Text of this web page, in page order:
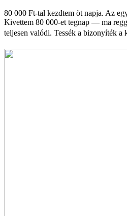
80 000 Ft-tal kezdtem öt napja. Az
Kivettem 80 000-et tegnap — ma
teljesen valódi. Tessék a bizonyíték a